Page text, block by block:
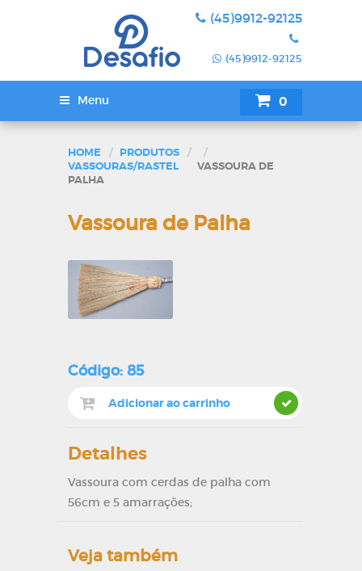
(45)9912-92125
(45)9912-92125
Menu 0
HOME
PRODUTOS
VASSOURAS/RASTEL
VASSOURA DE
PALHA
Vassoura de Palha
Código: 85
Detalhes
Vassoura com cerdas de palha com
56cm e 5 amarrações;
Veja também